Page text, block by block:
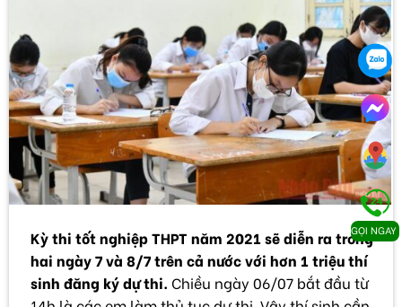
Kỳ thi tốt nghiệp THPT năm 2021 sẽ diễn ra trong
hai ngày 7 và 8/7 trên cả nước với hơn 1 triệu thí
sinh đăng ký dự thi. Chiều ngày 06/07 bắt đầu từ
GỌI NGAY